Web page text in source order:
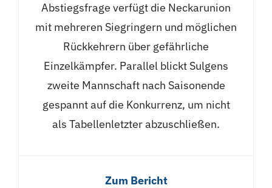
Abstiegsfrage verfügt die Neckarunion
mit mehreren Siegringern und möglichen
Rückkehrern über gefährliche
Einzelkämpfer. Parallel blickt Sulgens
zweite Mannschaft nach Saisonende
gespannt auf die Konkurrenz, um nicht
als Tabellenletzter abzuschließen.
Zum Bericht